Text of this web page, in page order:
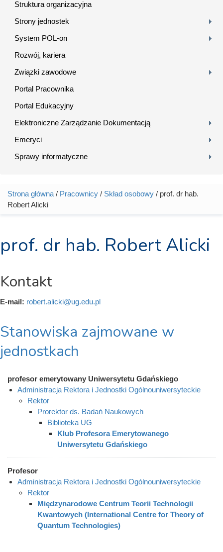
Struktura organizacyjna
Strony jednostek
System POL-on
Rozwój, kariera
Związki zawodowe
Portal Pracownika
Portal Edukacyjny
Elektroniczne Zarządzanie Dokumentacją
Emeryci
Sprawy informatyczne
Jesteś tutaj
Strona główna / Pracownicy / Skład osobowy / prof. dr hab.
Robert Alicki
prof. dr hab. Robert Alicki
Kontakt
E-mail: robert.alicki@ug.edu.pl
Stanowiska zajmowane w
jednostkach
profesor emerytowany Uniwersytetu Gdańskiego
Administracja Rektora i Jednostki Ogólnouniwersyteckie
Rektor
Prorektor ds. Badań Naukowych
Biblioteka UG
Klub Profesora Emerytowanego
Uniwersytetu Gdańskiego
Profesor
Administracja Rektora i Jednostki Ogólnouniwersyteckie
Rektor
Międzynarodowe Centrum Teorii Technologii
Kwantowych (International Centre for Theory of
Quantum Technologies)